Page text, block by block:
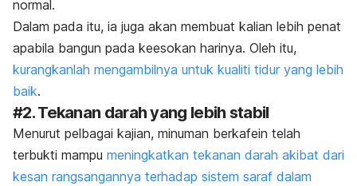
normal.
Dalam pada itu, ia juga akan membuat kalian lebih penat
apabila bangun pada keesokan harinya. Oleh itu,
kurangkanlah mengambilnya untuk kualiti tidur yang lebih
baik.
#2. Tekanan darah yang lebih stabil
Menurut pelbagai kajian, minuman berkafein telah
terbukti mampu meningkatkan tekanan darah akibat dari
kesan rangsangannya terhadap sistem saraf dalam